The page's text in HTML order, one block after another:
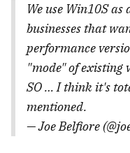
We use Win10S
businesses that
performance
"mode" of existing
SO … I think it's
mentioned.
— Joe Belfiore